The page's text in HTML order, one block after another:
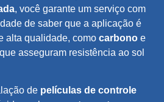
, você garante um serviço com
de saber que a aplicação é
alta qualidade, como carbono e
asseguram resistência ao sol
de películas de controle